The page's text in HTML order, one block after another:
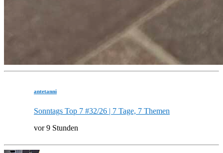
antetanni
Sonntags Top 7 #32/26 | 7 Tage, 7 Themen
vor 9 Stunden